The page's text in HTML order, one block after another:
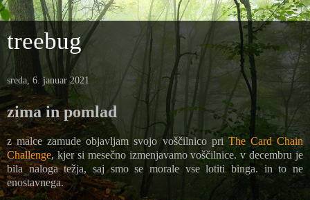
treebug
sreda, 6. januar 2021
zima in pomlad
z malce zamude objavljam svojo voščilnico pri The Card Chain
Challenge, kjer si mesečno izmenjavamo voščilnice. v decembru je
bila naloga težja, saj smo se morale vse lotiti binga. in to ne
enostavnega.